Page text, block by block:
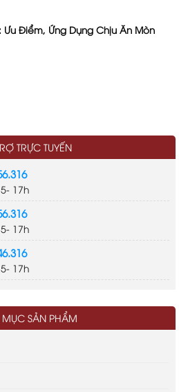
TRỰC TUYẾN
17h
17h
17h
SẢN PHẨM
Ưu Điểm, Ứng Dụng Chịu Ăn Mòn